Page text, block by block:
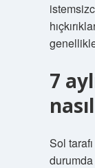
7
Sol
durumda